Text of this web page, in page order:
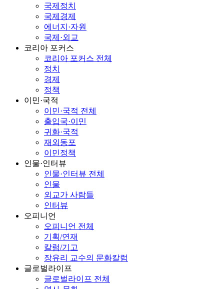
국제정치
국제경제
에너지·자원
국제·외교
코리아 포커스
코리아 포커스 전체
정치
경제
정책
이민·국적
이민·국적 전체
출입국·이민
귀화·국적
재외동포
이민정책
인물·인터뷰
인물·인터뷰 전체
인물
외교가 사람들
인터뷰
오피니언
오피니언 전체
기획/연재
칼럼/기고
장유리 교수의 문화칼럼
글로벌라이프
글로벌라이프 전체